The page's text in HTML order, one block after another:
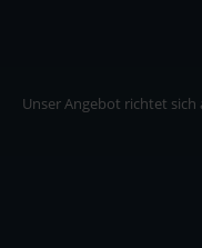
Unser Angebot richtet